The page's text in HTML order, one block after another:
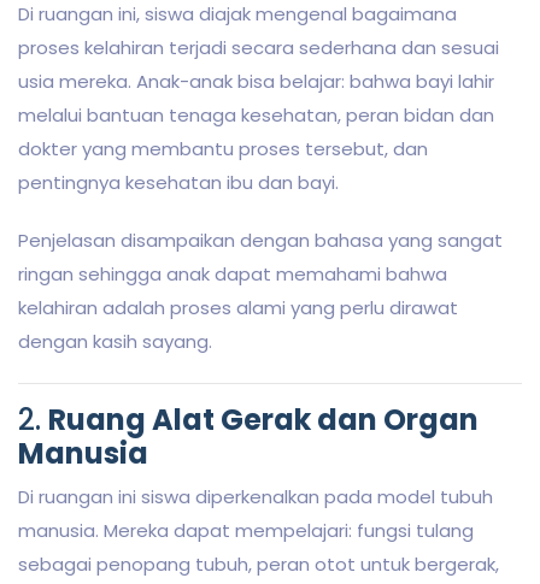
Di ruangan ini, siswa diajak mengenal bagaimana
proses kelahiran terjadi secara sederhana dan sesuai
usia mereka. Anak-anak bisa belajar: bahwa bayi lahir
melalui bantuan tenaga kesehatan, peran bidan dan
dokter yang membantu proses tersebut, dan
pentingnya kesehatan ibu dan bayi.
Penjelasan disampaikan dengan bahasa yang sangat
ringan sehingga anak dapat memahami bahwa
kelahiran adalah proses alami yang perlu dirawat
dengan kasih sayang.
2. Ruang Alat Gerak dan Organ
Manusia
Di ruangan ini siswa diperkenalkan pada model tubuh
manusia. Mereka dapat mempelajari: fungsi tulang
sebagai penopang tubuh, peran otot untuk bergerak,